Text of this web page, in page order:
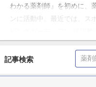
わかる薬剤師』を初めに、
ンに活動中。最近では、ス
ピングガーディアン 緑川
れたネタを漫画化した、「
（KADOKAWA）が、2021
記事検索